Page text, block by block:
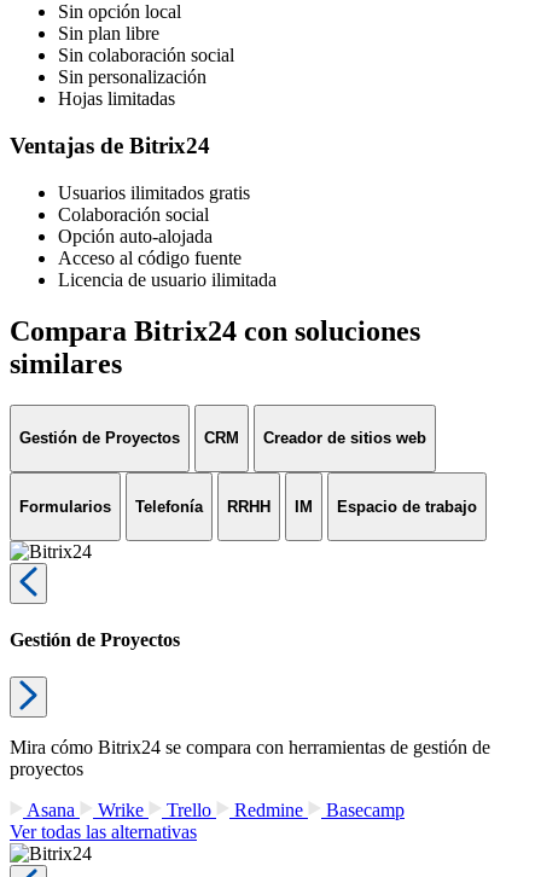
Sin opción local
Sin plan libre
Sin colaboración social
Sin personalización
Hojas limitadas
Ventajas de Bitrix24
Usuarios ilimitados gratis
Colaboración social
Opción auto-alojada
Acceso al código fuente
Licencia de usuario ilimitada
Compara Bitrix24 con soluciones
similares
Gestión de Proyectos CRM Creador de sitios web
Formularios Telefonía RRHH IM Espacio de trabajo
Gestión de Proyectos
Mira cómo Bitrix24 se compara con herramientas de gestión de
proyectos
Asana
Wrike Trello Redmine
Basecamp
Ver todas las alternativas